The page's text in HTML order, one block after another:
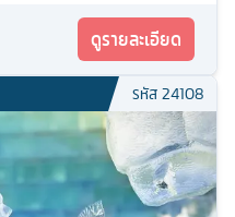
ดูรายละเอียด
รหัส24108